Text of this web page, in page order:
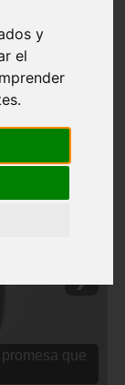
y
el
y mucho mas
que